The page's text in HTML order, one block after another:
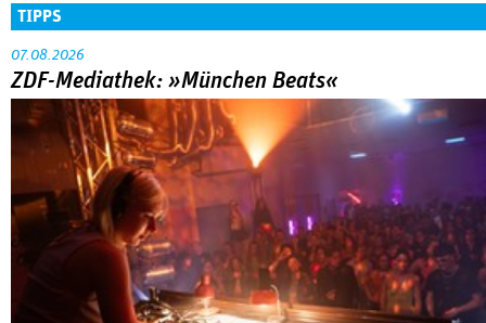
TIPPS
07.08.2026
ZDF-Mediathek: »München Beats«